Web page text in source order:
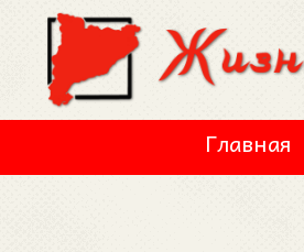
Перейти к основному содержанию
Главная